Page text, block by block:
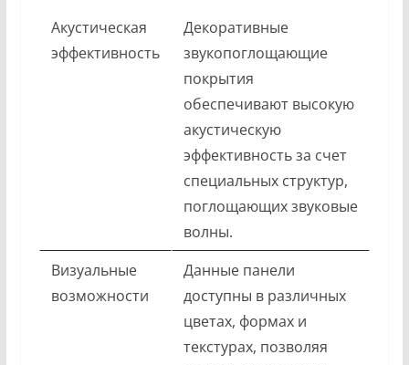
Акустическая
эффективность
Декоративные
звукопоглощающие
покрытия
обеспечивают высокую
акустическую
эффективность за счет
специальных структур,
поглощающих звуковые
волны.
Визуальные
возможности
Данные панели
доступны в различных
цветах, формах и
текстурах, позволяя